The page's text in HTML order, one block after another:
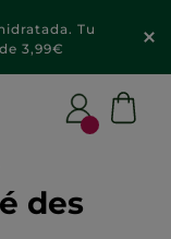
Tu
3,99€
des